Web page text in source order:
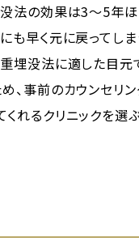
没法の効果は3～5年
も早く元に戻ってし
重埋没法に適した目
、事前のカウンセリ
れるクリニックを選